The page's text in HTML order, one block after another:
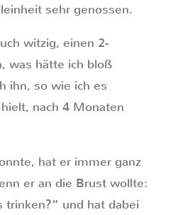
sehr genossen.
witzig, einen 2-
was hätte ich bloß
ihn, so wie ich es
nach 4 Monaten
hat er immer ganz
er an die Brust wollte:
trinken?“ und hat dabei